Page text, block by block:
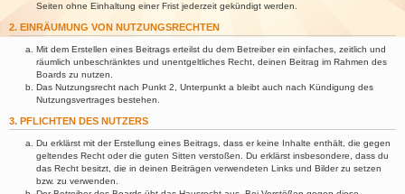
Seiten ohne Einhaltung einer Frist jederzeit gekündigt werden.
2. EINRÄUMUNG VON NUTZUNGSRECHTEN
Mit dem Erstellen eines Beitrags erteilst du dem Betreiber ein einfaches, zeitlich und
räumlich unbeschränktes und unentgeltliches Recht, deinen Beitrag im Rahmen des
Boards zu nutzen.
Das Nutzungsrecht nach Punkt 2, Unterpunkt a bleibt auch nach Kündigung des
Nutzungsvertrages bestehen.
3. PFLICHTEN DES NUTZERS
Du erklärst mit der Erstellung eines Beitrags, dass er keine Inhalte enthält, die gegen
geltendes Recht oder die guten Sitten verstoßen. Du erklärst insbesondere, dass du
das Recht besitzt, die in deinen Beiträgen verwendeten Links und Bilder zu setzen
bzw. zu verwenden.